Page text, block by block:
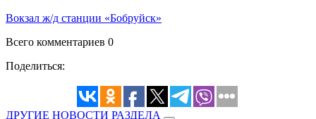
Вокзал ж/д станции «Бобруйск»
Всего комментариев 0
Поделиться:
ДРУГИЕ НОВОСТИ РАЗДЕЛА